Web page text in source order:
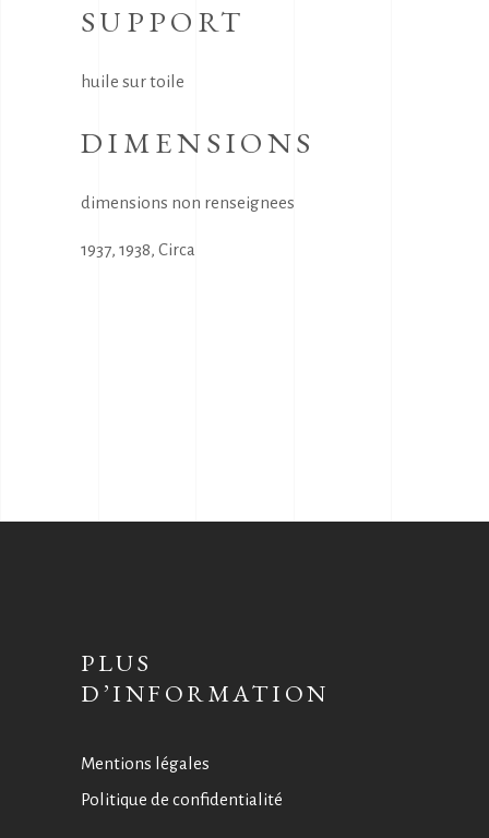
SUPPORT
huile sur toile
DIMENSIONS
dimensions non renseignees
1937, 1938, Circa
PLUS
D’INFORMATION
Mentions légales
Politique de confidentialité